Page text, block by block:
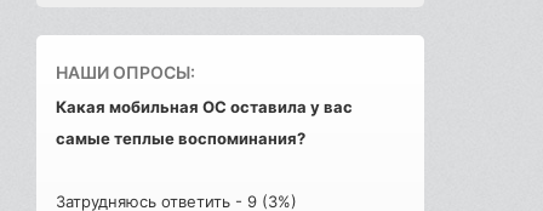
НАШИ ОПРОСЫ:
Какая мобильная ОС оставила у вас
самые теплые воспоминания?
Затрудняюсь ответить - 9 (3%)